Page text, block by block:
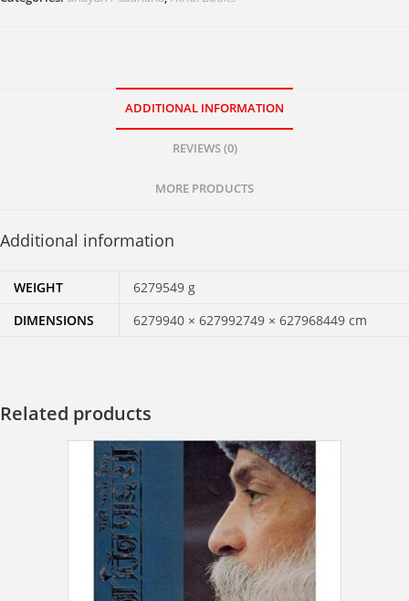
ADDITIONAL INFORMATION
REVIEWS (0)
MORE PRODUCTS
Additional information
WEIGHT
6279549 g
DIMENSIONS
6279940 × 627992749 × 627968449 cm
Related products